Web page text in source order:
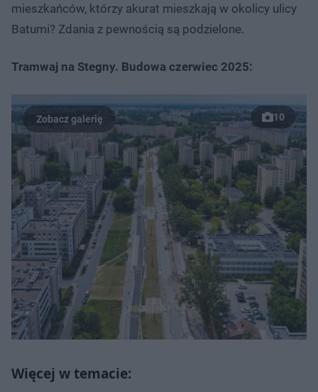
mieszkańców, którzy akurat mieszkają w okolicy ulicy
Batumi? Zdania z pewnością są podzielone.
Tramwaj na Stegny. Budowa czerwiec 2025:
10